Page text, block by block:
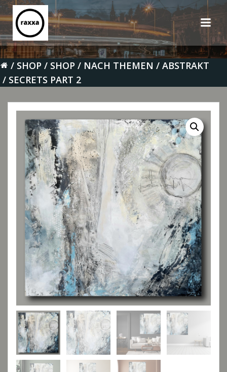
Zum
Inhalt
springen
SHOP SHOP NACH THEMEN
ABSTRAKT
SECRETS PART 2